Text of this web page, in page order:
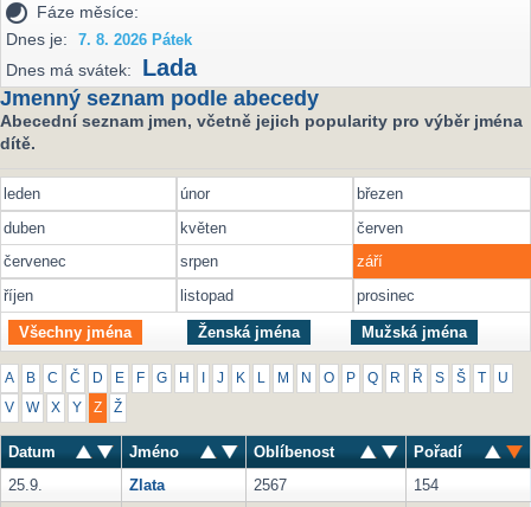
Fáze měsíce:
Dnes je:
7. 8. 2026 Pátek
Dnes má svátek: Lada
Jmenný seznam podle abecedy
Abecední seznam jmen, včetně jejich popularity pro výběr jména
dítě.
leden únor
březen
duben
květen
červen
červenec
srpen
září
říjen
listopad prosinec
Všechny jména Ženská jména Mužská jména
A B C Č D E F G H J K M N O P Q R Ř S Š U
V W X Y Z Ž
Datum Jméno Oblíbenost
Pořadí
25.9.
Zlata 2567
154